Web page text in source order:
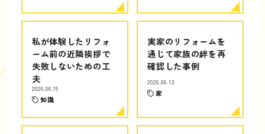
私が体験したリフォ
ーム前の近隣挨拶で
失敗しないための工
夫
2026.06.15
知識
実家のリフォームを
通じて家族の絆を再
確認した事例
2026.06.13
家